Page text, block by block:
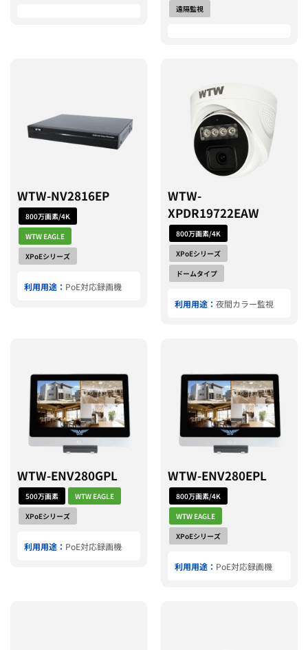
遠隔監視
WTW-NV2816EP
800万画素/4K
WTW EAGLE
XPoEシリーズ
利用用途： PoE対応録画機
WTW-
XPDR19722EAW
800万画素/4K
XPoEシリーズ
ドームタイプ
利用用途： 夜間カラー監視
WTW-ENV280GPL
500万画素
WTW EAGLE
XPoEシリーズ
利用用途： PoE対応録画機
WTW-ENV280EPL
800万画素/4K
WTW EAGLE
XPoEシリーズ
利用用途： PoE対応録画機